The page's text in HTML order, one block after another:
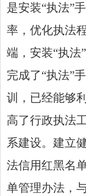
是安装“执法”
率，优化执法
端，安装“执法
完成了“执法”
训，已经能够
高了行政执法
系建设。建立
法信用红黑名
单管理办法，